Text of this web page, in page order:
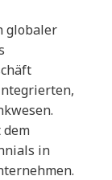
globaler
in